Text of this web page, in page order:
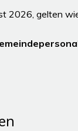
2026, gelten